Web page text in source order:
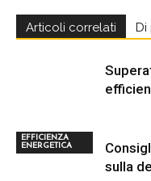
Articoli correlati Di
EFFICIENZA
ENERGETICA
sulla